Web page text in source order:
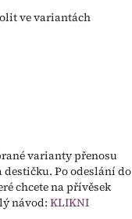
ve variantách
varianty přenosu
Po odeslání do
chcete na přívěsek
návod: KLIKNI